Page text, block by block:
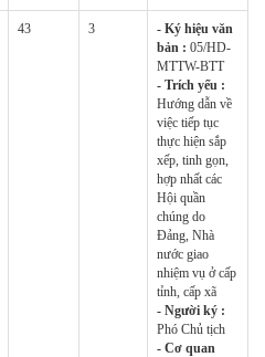
43 3
- Ký hiệu văn
bản : 05/HD-
MTTW-BTT
- Trích yếu :
Hướng dẫn về
việc tiếp tục
thực hiện sắp
xếp, tinh gọn,
hợp nhất các
Hội quần
chúng do
Đảng, Nhà
nước giao
nhiệm vụ ở cấp
tỉnh, cấp xã
- Người ký :
Phó Chủ tịch
- Cơ quan